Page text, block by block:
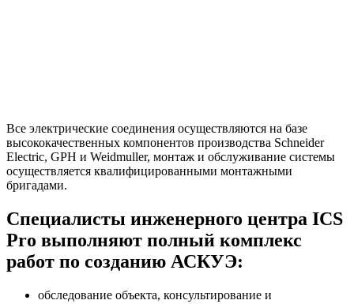
Все электрические соединения осуществляются на базе
высококачественных компонентов производства Schneider
Electric, GPH и Weidmuller, монтаж и обслуживание сиcтемы
осуществляетcя квалифицированными монтажными
бригадами.
Специалисты инженерного центра ICS
Pro выполняют полный комплекс
работ по созданию АСКУЭ:
обследование объекта, консультирование и